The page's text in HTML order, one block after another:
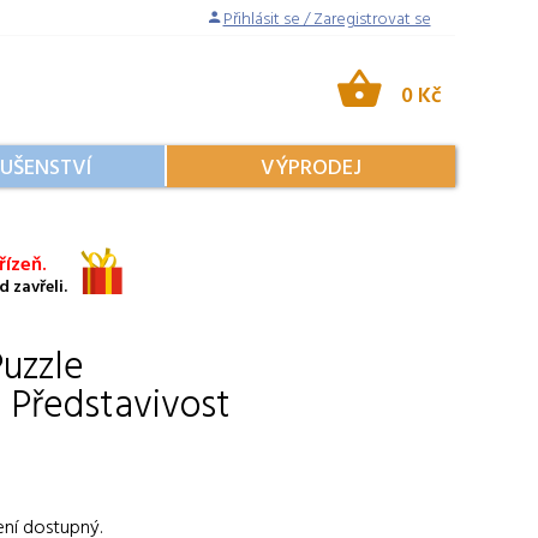
Přihlásit se / Zaregistrovat se
0 Kč
VÝPRODEJ
zavřeli.
dostupný.